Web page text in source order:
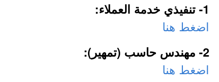
1- تنفيذي خدمة العملاء:
اضغط هنا
2- مهندس حاسب (تمهير):
اضغط هنا